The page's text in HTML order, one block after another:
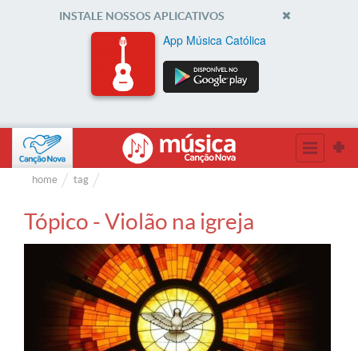
INSTALE NOSSOS APLICATIVOS
App Música Católica
home tag
Tópico - Violão na igreja